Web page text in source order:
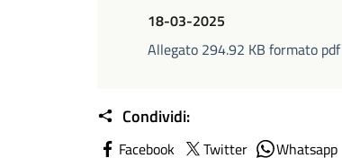
18-03-2025
Allegato 294.92 KB formato pdf
Condividi:
Facebook Twitter Whatsapp